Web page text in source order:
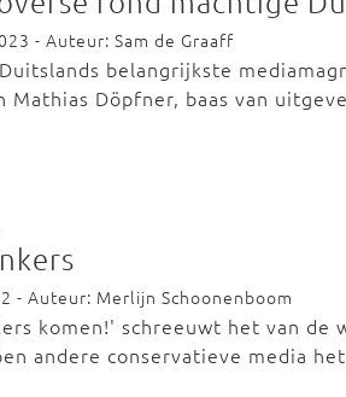
- Auteur: Sam de Graaff
belangrijkste
Mathias Döpfner, baas van
- Auteur: Merlijn Schoonenboom
komen!' schreeuwt het van
andere conservatieve media